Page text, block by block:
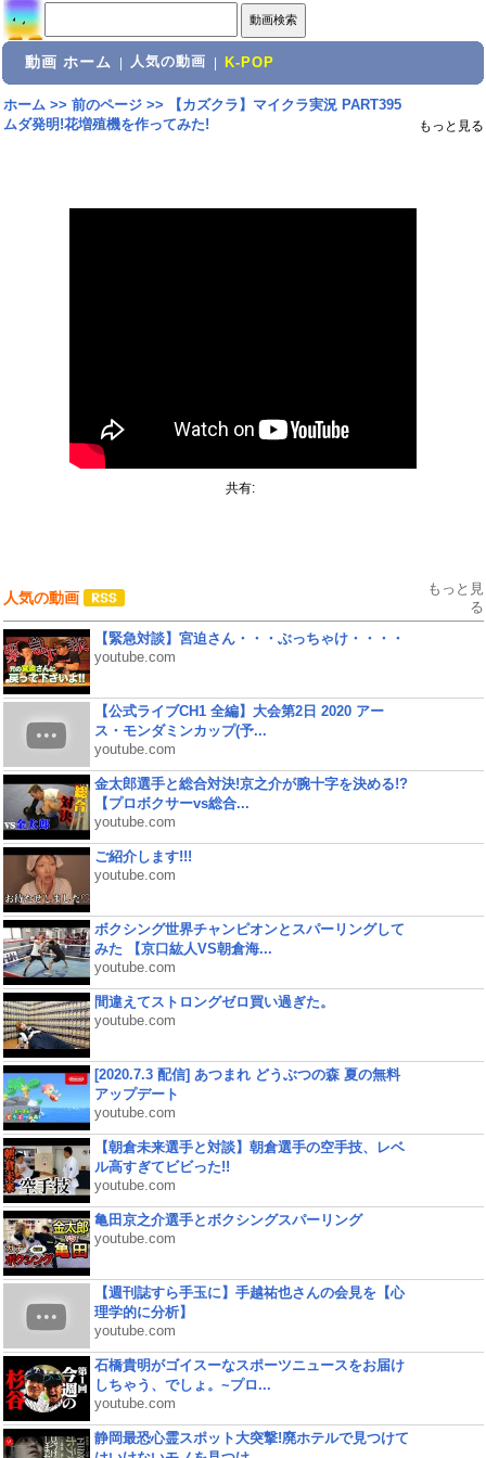
動画 ホーム 人気の動画 K-POP
ホーム>> 前のページ>>
【カズクラ】マイクラ実況 PART395
ムダ発明!花増殖機を作ってみた!
もっと見る
共有:
人気の動画
もっと見
る
【緊急対談】宮迫さん・・・ぶっちゃけ・・・・
youtube.com
【公式ライブCH1 全編】大会第2日 2020 アー
ス・モンダミンカップ(予...
youtube.com
金太郎選手と総合対決!京之介が腕十字を決める!?
【プロボクサーvs総合...
youtube.com
ご紹介します!!!
youtube.com
ボクシング世界チャンピオンとスパーリングして
みた 【京口紘人VS朝倉海...
youtube.com
間違えてストロングゼロ買い過ぎた。
youtube.com
[2020.7.3 配信] あつまれ どうぶつの森 夏の無料
アップデート
youtube.com
【朝倉未来選手と対談】朝倉選手の空手技、レベ
ル高すぎてビビった!!
youtube.com
亀田京之介選手とボクシングスパーリング
youtube.com
【週刊誌すら手玉に】手越祐也さんの会見を【心
理学的に分析】
youtube.com
石橋貴明がゴイスーなスポーツニュースをお届け
しちゃう、でしょ。~プロ...
youtube.com
静岡最恐心霊スポット大突撃!廃ホテルで見つけて